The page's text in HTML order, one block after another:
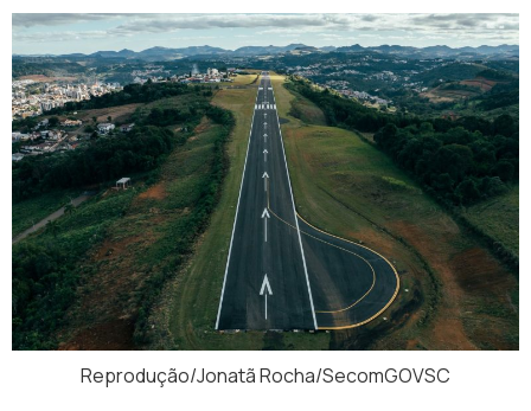
Reprodução/Jonatã Rocha/SecomGOVSC